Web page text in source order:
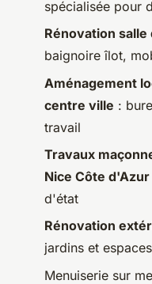
spécialisée pour
Rénovation salle
baignoire îlot,
Aménagement
centre ville :
travail
Travaux
Nice Côte d'Azur
d'état
Rénovation
jardins et
Menuiserie sur